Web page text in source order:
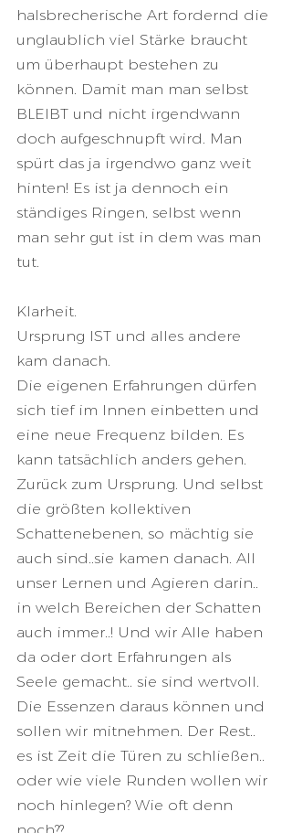
halsbrecherische Art fordernd die
unglaublich viel Stärke braucht
um überhaupt bestehen zu
können. Damit man man selbst
BLEIBT und nicht irgendwann
doch aufgeschnupft wird. Man
spürt das ja irgendwo ganz weit
hinten! Es ist ja dennoch ein
ständiges Ringen, selbst wenn
man sehr gut ist in dem was man
tut.
Klarheit.
Ursprung IST und alles andere
kam danach.
Die eigenen Erfahrungen dürfen
sich tief im Innen einbetten und
eine neue Frequenz bilden. Es
kann tatsächlich anders gehen.
Zurück zum Ursprung. Und selbst
die größten kollektiven
Schattenebenen, so mächtig sie
auch sind..sie kamen danach. All
unser Lernen und Agieren darin..
in welch Bereichen der Schatten
auch immer..! Und wir Alle haben
da oder dort Erfahrungen als
Seele gemacht.. sie sind wertvoll.
Die Essenzen daraus können und
sollen wir mitnehmen. Der Rest..
es ist Zeit die Türen zu schließen..
oder wie viele Runden wollen wir
noch hinlegen? Wie oft denn